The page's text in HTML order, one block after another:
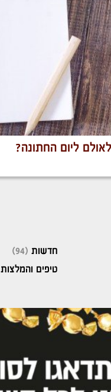
ליום החתונה?
חדשות (94)
טיפים והמלצות